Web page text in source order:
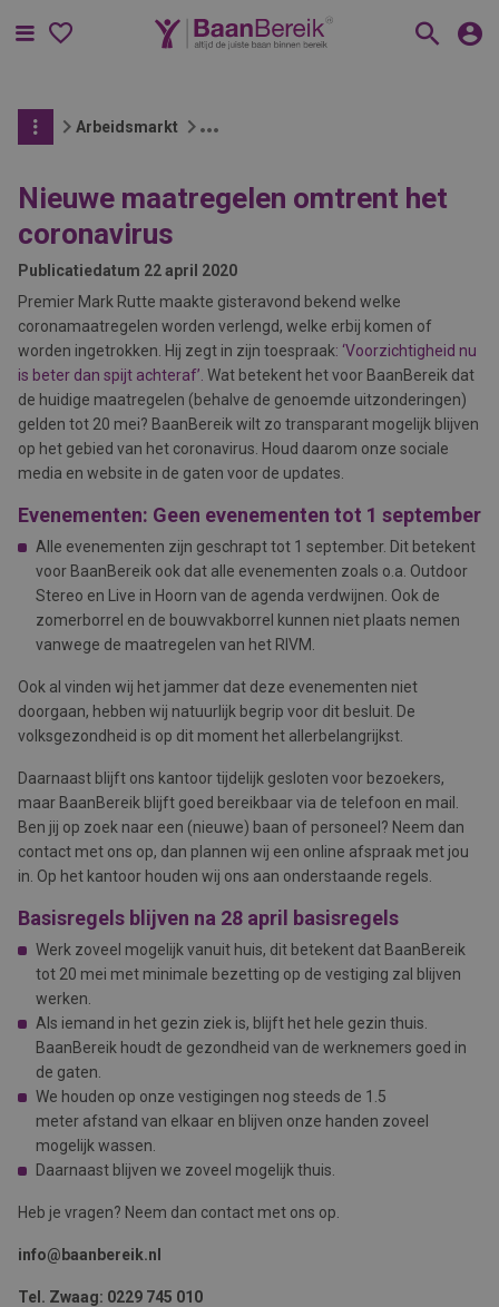
Menu
Arbeidsmarkt
Nieuwe maatregelen omtrent het
coronavirus
Publicatiedatum 22 april 2020
Premier Mark Rutte maakte gisteravond bekend welke
coronamaatregelen worden verlengd, welke erbij komen of
worden ingetrokken. Hij zegt in zijn toespraak: ‘Voorzichtigheid nu
is beter dan spijt achteraf’. Wat betekent het voor BaanBereik dat
de huidige maatregelen (behalve de genoemde uitzonderingen)
gelden tot 20 mei? BaanBereik wilt zo transparant mogelijk blijven
op het gebied van het coronavirus. Houd daarom onze sociale
media en website in de gaten voor de updates.
Evenementen: Geen evenementen tot 1 september
Alle evenementen zijn geschrapt tot 1 september. Dit betekent
voor BaanBereik ook dat alle evenementen zoals o.a. Outdoor
Stereo en Live in Hoorn van de agenda verdwijnen. Ook de
zomerborrel en de bouwvakborrel kunnen niet plaats nemen
vanwege de maatregelen van het RIVM.
Ook al vinden wij het jammer dat deze evenementen niet
doorgaan, hebben wij natuurlijk begrip voor dit besluit. De
volksgezondheid is op dit moment het allerbelangrijkst.
Daarnaast blijft ons kantoor tijdelijk gesloten voor bezoekers,
maar BaanBereik blijft goed bereikbaar via de telefoon en mail.
Ben jij op zoek naar een (nieuwe) baan of personeel? Neem dan
contact met ons op, dan plannen wij een online afspraak met jou
in. Op het kantoor houden wij ons aan onderstaande regels.
Basisregels blijven na 28 april basisregels
Werk zoveel mogelijk vanuit huis, dit betekent dat BaanBereik
tot 20 mei met minimale bezetting op de vestiging zal blijven
werken.
Als iemand in het gezin ziek is, blijft het hele gezin thuis.
BaanBereik houdt de gezondheid van de werknemers goed in
de gaten.
We houden op onze vestigingen nog steeds de 1.5
meter afstand van elkaar en blijven onze handen zoveel
mogelijk wassen.
Daarnaast blijven we zoveel mogelijk thuis.
Heb je vragen? Neem dan contact met ons op.
info@baanbereik.nl
Tel. Zwaag: 0229 745 010